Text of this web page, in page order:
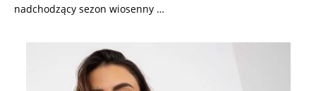
nadchodzący sezon wiosenny …